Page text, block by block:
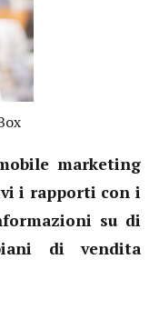
marketing
i rapporti con i
su di
di vendita